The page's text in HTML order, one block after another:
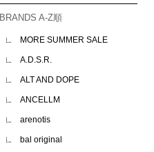
BRANDS A-Z順
MORE SUMMER SALE
A.D.S.R.
ALT AND DOPE
ANCELLM
arenotis
bal original